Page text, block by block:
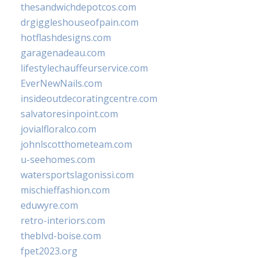
thesandwichdepotcos.com
drgiggleshouseofpain.com
hotflashdesigns.com
garagenadeau.com
lifestylechauffeurservice.com
EverNewNails.com
insideoutdecoratingcentre.com
salvatoresinpoint.com
jovialfloralco.com
johnlscotthometeam.com
u-seehomes.com
watersportslagonissi.com
mischieffashion.com
eduwyre.com
retro-interiors.com
theblvd-boise.com
fpet2023.org